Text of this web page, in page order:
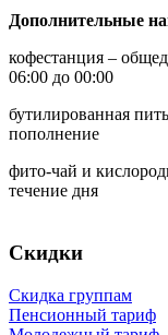
Дополнительные
кофестанция –
06:00 до 00:00
бутилированная
пополнение
фито-чай и
течение дня
Скидки
Скидка группам
Пенсионный тариф